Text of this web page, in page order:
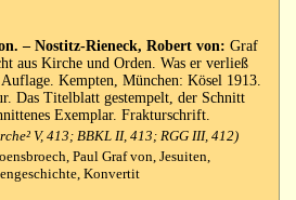
– Nostitz-Rieneck, Robert von: Graf
aus Kirche und Orden. Was er verließ
Kempten, München: Kösel 1913.
Das Titelblatt gestempelt, der Schnitt
Exemplar. Frakturschrift.
V, 413; BBKL II, 413; RGG III, 412)
Paul Graf von, Jesuiten,
Konvertit